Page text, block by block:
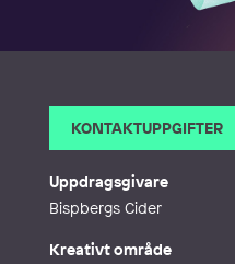
KONTAKTUPPGIFTER
Uppdragsgivare
Bispbergs Cider
Kreativt område